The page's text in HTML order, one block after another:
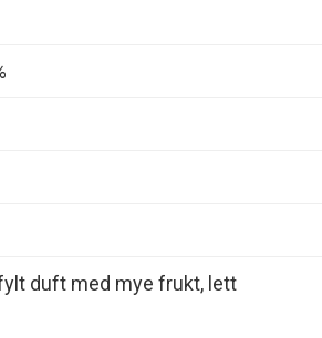
duft med mye frukt, lett